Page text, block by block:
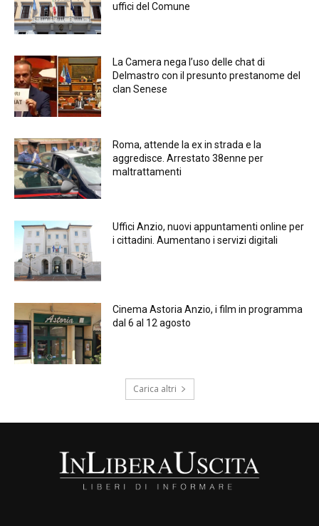
uffici del Comune
La Camera nega l’uso delle chat di
Delmastro con il presunto prestanome del
clan Senese
Roma, attende la ex in strada e la
aggredisce. Arrestato 38enne per
maltrattamenti
Uffici Anzio, nuovi appuntamenti online per
i cittadini. Aumentano i servizi digitali
Cinema Astoria Anzio, i film in programma
dal 6 al 12 agosto
Carica altri